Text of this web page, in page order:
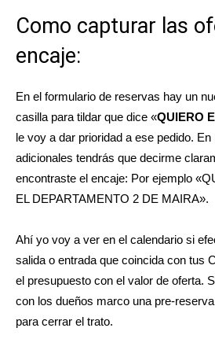
Como capturar las
encaje:
En el formulario de reservas hay un
casilla para tildar que dice «QUIERO
le voy a dar prioridad a ese pedido.
adicionales tendrás que decirme
encontraste el encaje: Por ejemplo
EL DEPARTAMENTO 2 DE MAIRA».
Ahí yo voy a ver en el calendario si
salida o entrada que coincida con tus
el presupuesto con el valor de oferta.
con los dueños marco una pre-
para cerrar el trato.